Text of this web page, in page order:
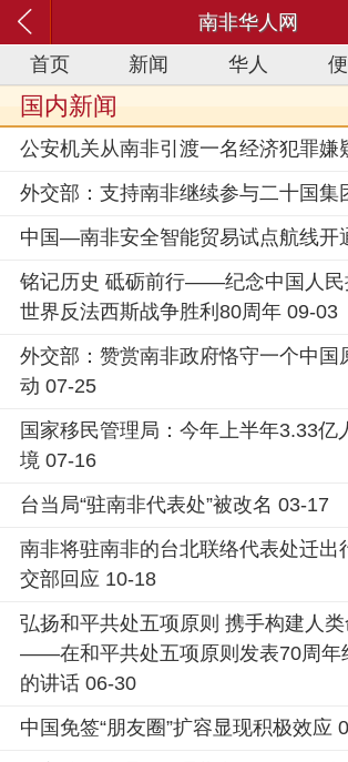
南非华人网
首页
新闻 华人
国内新闻
公安机关从南非引渡一名经济犯罪嫌
外交部：支持南非继续参与二十国集
中国—南非安全智能贸易试点航线开
铭记历史 砥砺前行——纪念中国人民
世界反法西斯战争胜利80周年 09-03
外交部：赞赏南非政府恪守一个中国
动 07-25
国家移民管理局：今年上半年3.33亿
境 07-16
台当局“驻南非代表处”被改名 03-17
南非将驻南非的台北联络代表处迁出
交部回应 10-18
弘扬和平共处五项原则 携手构建人
——在和平共处五项原则发表70周年
的讲话 06-30
中国免签“朋友圈”扩容显现积极效应